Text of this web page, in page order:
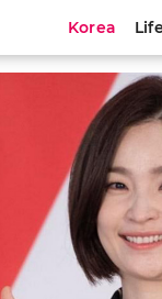
Korea